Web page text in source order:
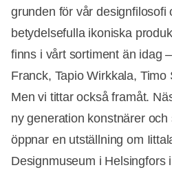
grunden för vår designfilosofi
betydelsefulla ikoniska
finns i vårt sortiment än idag
Franck, Tapio Wirkkala,
Men vi tittar också framåt.
ny generation konstnärer
öppnar en utställning om
Designmuseum i Helsingfors